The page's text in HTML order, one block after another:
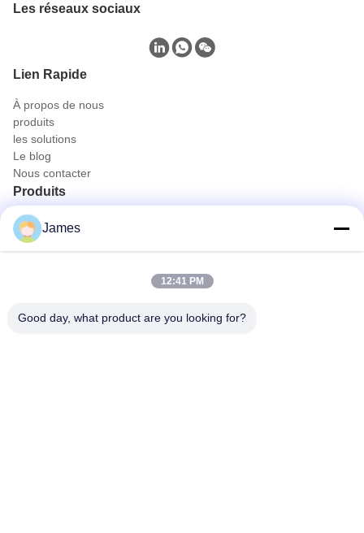
Les réseaux sociaux
Lien Rapide
À propos de nous
produits
les solutions
Le blog
Nous contacter
Produits
Caméra d' endoscope portable
Caméra médicale d'Endoscope
système de caméra de l'Endoscope 4K
Plein système de caméra d'Endoscope de HD
Tout en une seule caméra d'endoscopie médicale
Contactez rapidement
James
12:41 PM
Good day, what product are you looking for?